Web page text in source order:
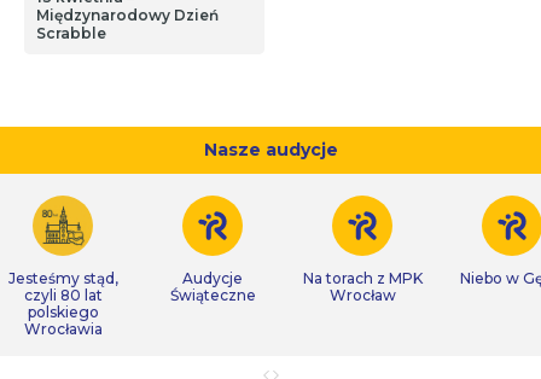
Międzynarodowy Dzień
Scrabble
Nasze audycje
Jesteśmy stąd,
czyli 80 lat
polskiego
Wrocławia
Audycje
Świąteczne
Na torach z MPK
Wrocław
Niebo w